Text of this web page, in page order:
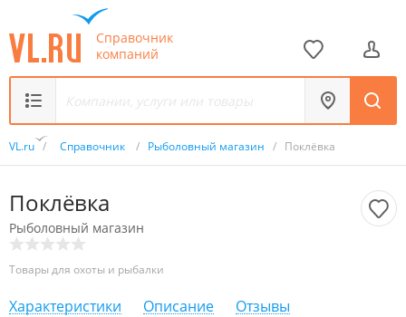
Справочник
компаний
VL.ru / Справочник / Рыболовный магазин / Поклёвка
Поклёвка
Рыболовный магазин
Товары для охоты и рыбалки
Характеристики Описание Отзывы